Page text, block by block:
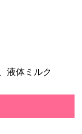
液体ミルク